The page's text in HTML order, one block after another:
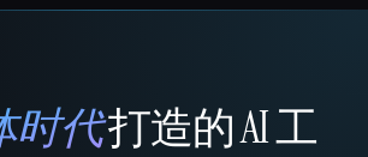
时代打造的 AI 工